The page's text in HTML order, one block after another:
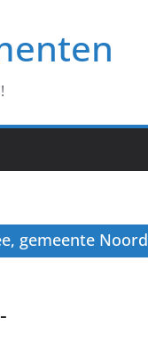
gemeente